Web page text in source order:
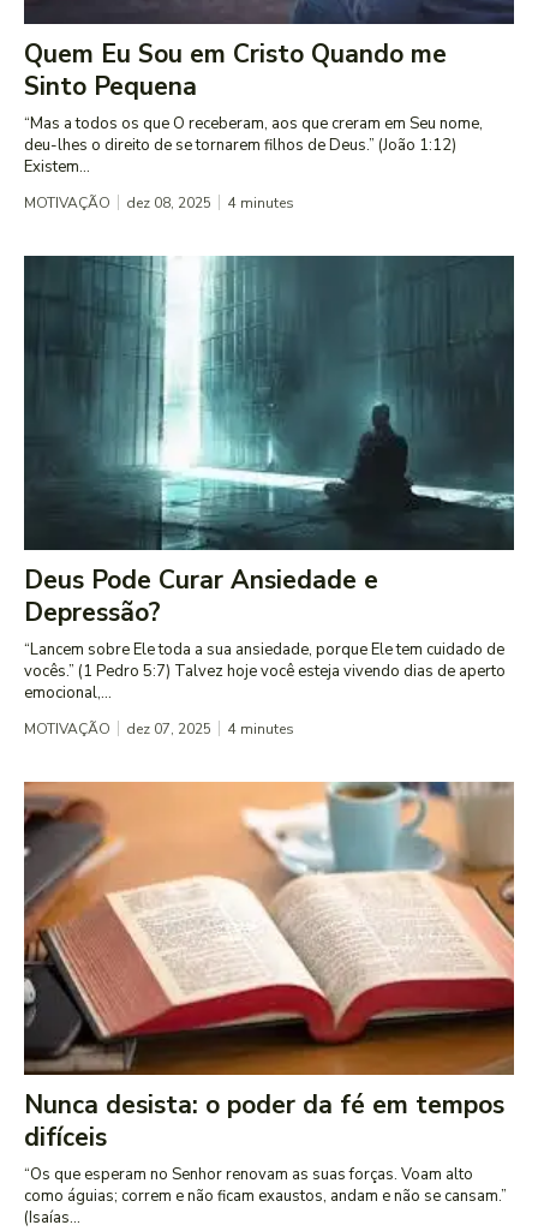
Quem Eu Sou em Cristo Quando me
Sinto Pequena
“Mas a todos os que O receberam, aos que creram em Seu nome,
deu-lhes o direito de se tornarem filhos de Deus.” (João 1:12)
Existem...
MOTIVAÇÃO dez 08, 2025 4 minutes
Deus Pode Curar Ansiedade e
Depressão?
“Lancem sobre Ele toda a sua ansiedade, porque Ele tem cuidado de
vocês.” (1 Pedro 5:7) Talvez hoje você esteja vivendo dias de aperto
emocional,...
MOTIVAÇÃO dez 07, 2025 4 minutes
Nunca desista: o poder da fé em tempos
difíceis
“Os que esperam no Senhor renovam as suas forças. Voam alto
como águias; correm e não ficam exaustos, andam e não se cansam.”
(Isaías...